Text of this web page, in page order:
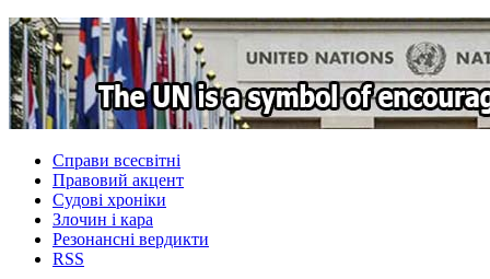
Справи всесвітні
Правовий акцент
Судові хроніки
Злочин і кара
Резонансні вердикти
RSS